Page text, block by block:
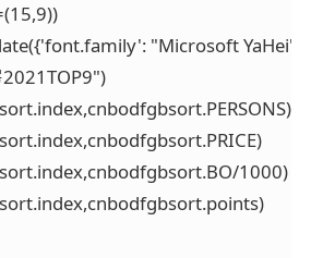
"Microsoft YaHei"})
1000)